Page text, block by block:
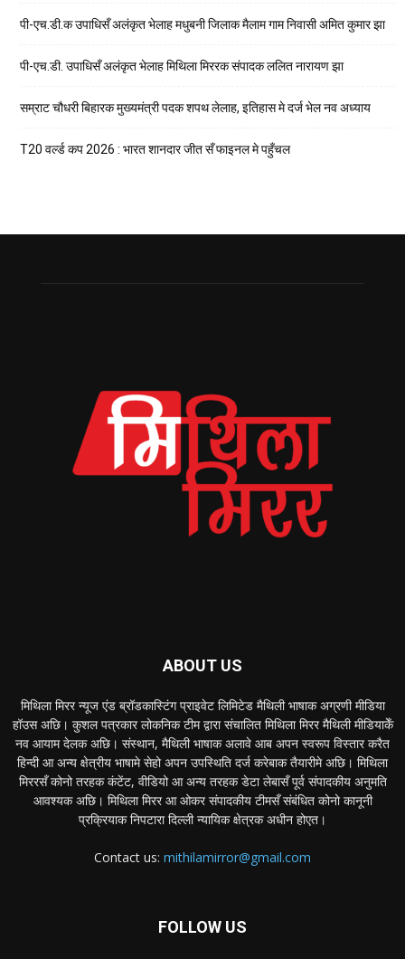
पी-एच.डी.क उपाधिसँ अलंकृत भेलाह मधुबनी जिलाक मैलाम गाम निवासी अमित कुमार झा
पी-एच.डी. उपाधिसँ अलंकृत भेलाह मिथिला मिररक संपादक ललित नारायण झा
सम्राट चौधरी बिहारक मुख्यमंत्री पदक शपथ लेलाह, इतिहास मे दर्ज भेल नव अध्याय
T20 वर्ल्ड कप 2026 : भारत शानदार जीत सँ फाइनल मे पहुँचल
ABOUT US
मिथिला मिरर न्यूज एंड ब्रॉडकास्टिंग प्राइवेट लिमिटेड मैथिली भाषाक अग्रणी मीडिया
हॉउस अछि। कुशल पत्रकार लोकनिक टीम द्वारा संचालित मिथिला मिरर मैथिली मीडियाकेँ
नव आयाम देलक अछि। संस्थान, मैथिली भाषाक अलावे आब अपन स्वरूप विस्तार करैत
हिन्दी आ अन्य क्षेत्रीय भाषामे सेहो अपन उपस्थिति दर्ज करेबाक तैयारीमे अछि। मिथिला
मिररसँ कोनो तरहक कंटेंट, वीडियो आ अन्य तरहक डेटा लेबासँ पूर्व संपादकीय अनुमति
आवश्यक अछि। मिथिला मिरर आ ओकर संपादकीय टीमसँ संबंधित कोनो कानूनी
प्रक्रियाक निपटारा दिल्ली न्यायिक क्षेत्रक अधीन होएत।
Contact us: mithilamirror@gmail.com
FOLLOW US